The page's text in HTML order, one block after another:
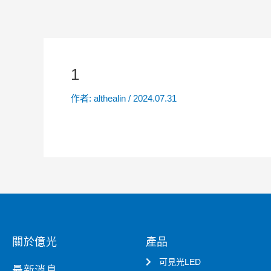
1
作者: althealin / 2024.07.31
關於億光 產品
可見光LED